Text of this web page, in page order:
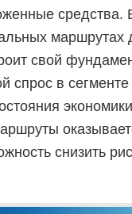
средства.
маршрутах
свой
спрос в
снизить